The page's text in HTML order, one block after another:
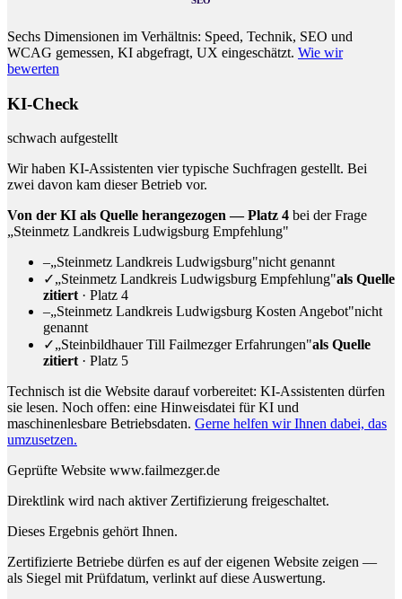
Sechs Dimensionen im Verhältnis: Speed, Technik, SEO und
WCAG gemessen, KI abgefragt, UX eingeschätzt. Wie wir
bewerten
KI-Check
schwach aufgestellt
Wir haben KI-Assistenten vier typische Suchfragen gestellt. Bei
zwei davon kam dieser Betrieb vor.
Von der KI als Quelle herangezogen — Platz 4 bei der Frage
„Steinmetz Landkreis Ludwigsburg Empfehlung"
–„Steinmetz Landkreis Ludwigsburg"nicht genannt
✓„Steinmetz Landkreis Ludwigsburg Empfehlung"als Quelle
zitiert· Platz 4
–„Steinmetz Landkreis Ludwigsburg Kosten Angebot"nicht
genannt
✓„Steinbildhauer Till Failmezger Erfahrungen"als Quelle
zitiert· Platz 5
Technisch ist die Website darauf vorbereitet: KI-Assistenten dürfen
sie lesen. Noch offen: eine Hinweisdatei für KI und
maschinenlesbare Betriebsdaten. Gerne helfen wir Ihnen dabei, das
umzusetzen.
Geprüfte Website www.failmezger.de
Direktlink wird nach aktiver Zertifizierung freigeschaltet.
Dieses Ergebnis gehört Ihnen.
Zertifizierte Betriebe dürfen es auf der eigenen Website zeigen —
als Siegel mit Prüfdatum, verlinkt auf diese Auswertung.